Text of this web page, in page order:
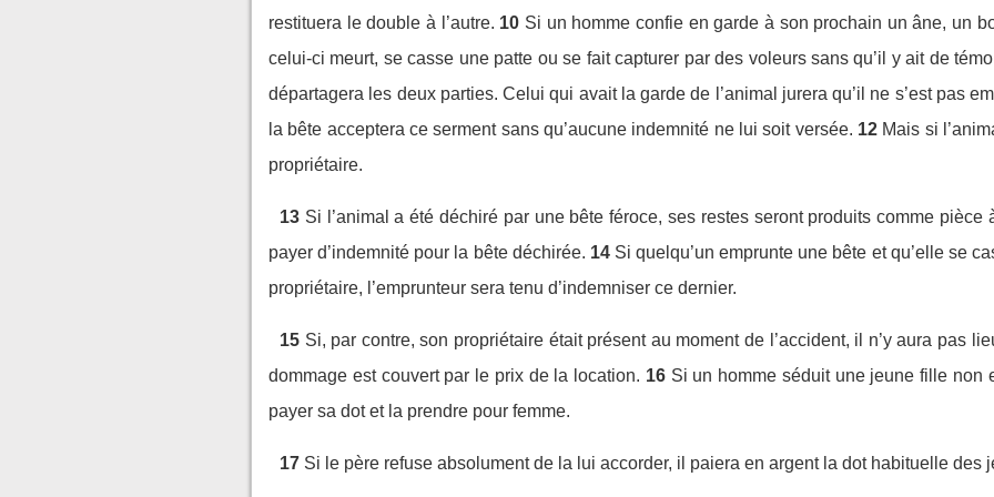
restituera le double à l’autre. 10 Si un homme confie en garde à son prochain un âne, un
celui-ci meurt, se casse une patte ou se fait capturer par des voleurs sans qu’il y ait de
départagera les deux parties. Celui qui avait la garde de l’animal jurera qu’il ne s’est pas
la bête acceptera ce serment sans qu’aucune indemnité ne lui soit versée. 12 Mais si
propriétaire.
13 Si l’animal a été déchiré par une bête féroce, ses restes seront produits comme
payer d’indemnité pour la bête déchirée. 14 Si quelqu’un emprunte une bête et qu’elle se
propriétaire, l’emprunteur sera tenu d’indemniser ce dernier.
15 Si, par contre, son propriétaire était présent au moment de l’accident, il n’y aura pas
dommage est couvert par le prix de la location. 16 Si un homme séduit une jeune fille non
payer sa dot et la prendre pour femme.
17 Si le père refuse absolument de la lui accorder, il paiera en argent la dot habituelle des